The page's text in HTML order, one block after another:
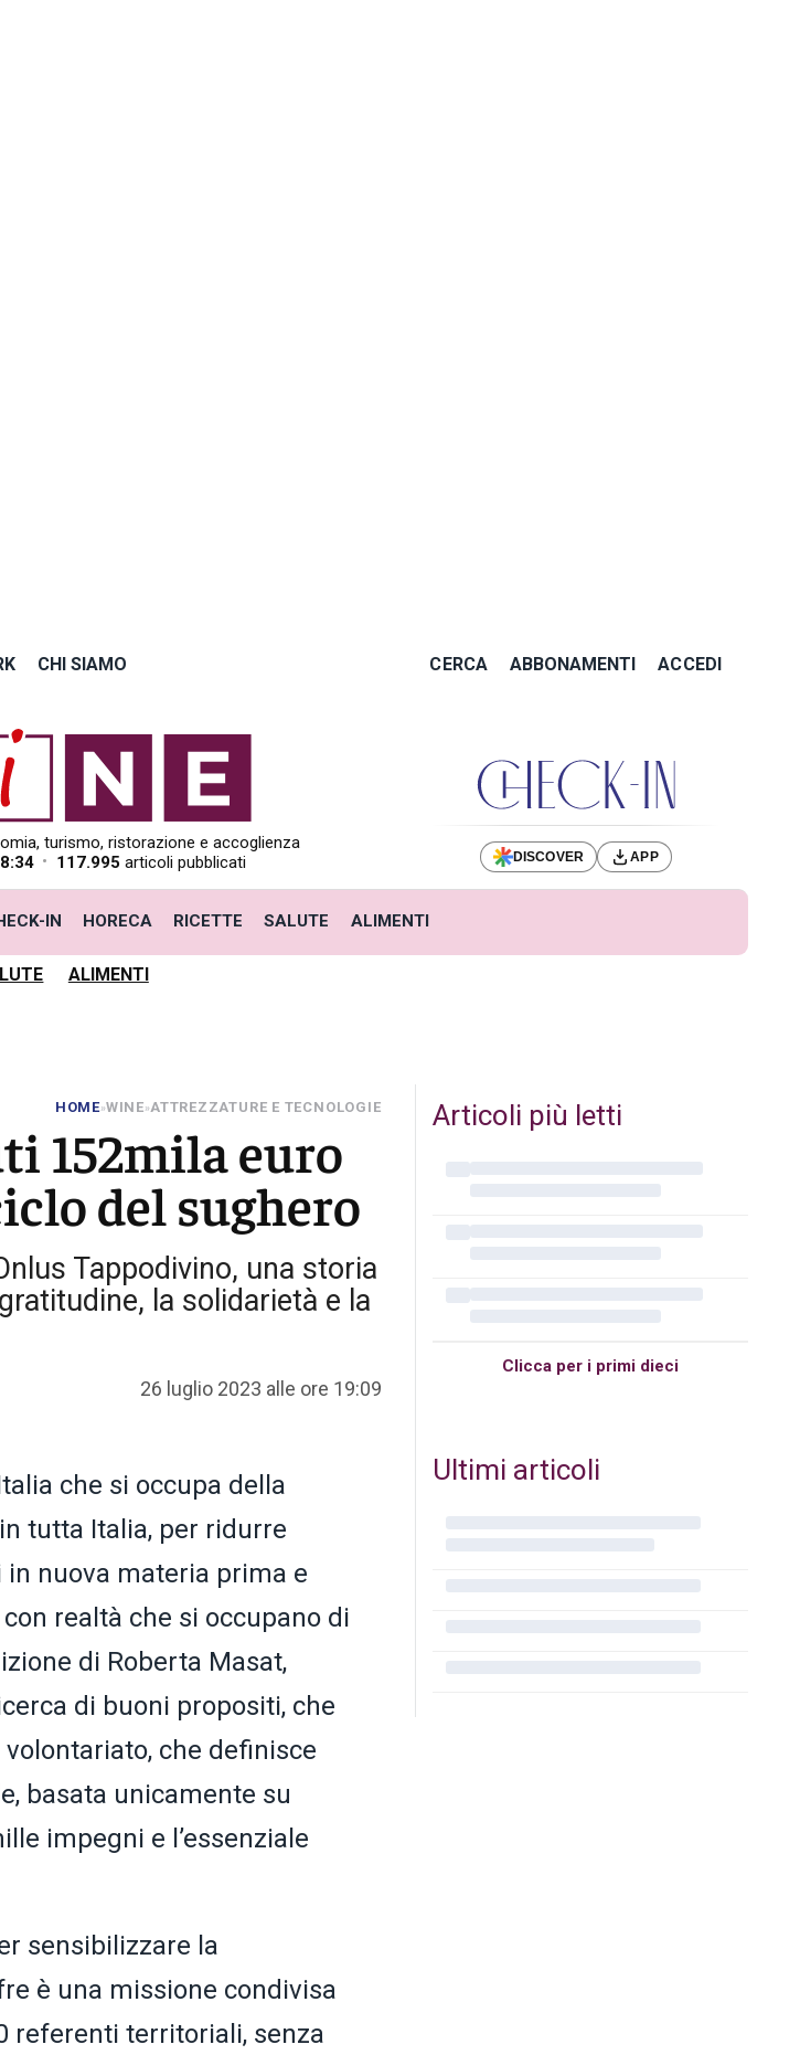
CHI SIAMO CERCA ABBONAMENTI ACCEDI
turismo, ristorazione e accoglienza
• 117.995 articoli pubblicati DISCOVER APP
IN HORECA RICETTE SALUTE ALIMENTI
ALIMENTI
HOME»WINE»ATTREZZATURE E TECNOLOGIE
152mila euro
del sughero
Tappodivino, una storia
la solidarietà e la
26 luglio 2023 alle ore 19:09
che si occupa della
tutta Italia, per ridurre
in nuova materia prima e
realtà che si occupano di
di Roberta Masat,
di buoni propositi, che
che definisce
basata unicamente su
impegni e l’essenziale
sensibilizzare la
è una missione condivisa
referenti territoriali, senza
Articoli più letti
Clicca per i primi dieci
Ultimi articoli